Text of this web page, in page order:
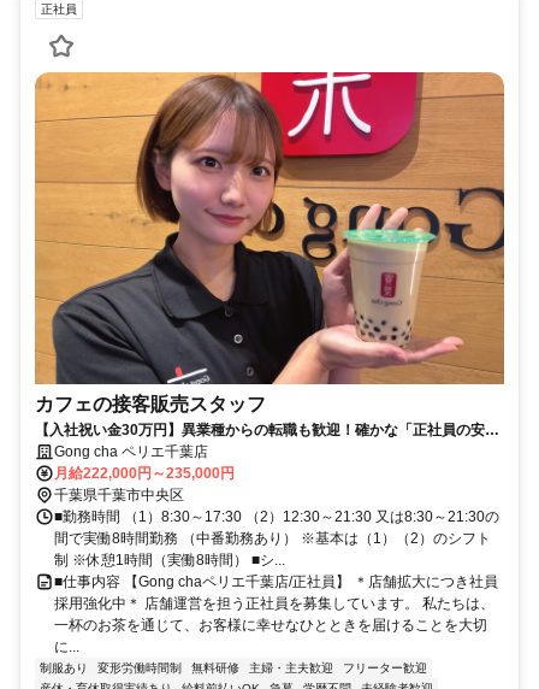
正社員
カフェの接客販売スタッフ
【入社祝い金30万円】異業種からの転職も歓迎！確かな「正社員の安
定」を手に入れませんか？ 充実の手当＆年休107日で、プライベートの
時間もガッチリ守れます！
Gong cha ペリエ千葉店
月給222,000円～235,000円
千葉県千葉市中央区
■勤務時間 （1）8:30～17:30 （2）12:30～21:30 又は8:30～21:30の
間で実働8時間勤務 （中番勤務あり） ※基本は（1）（2）のシフト
制 ※休憩1時間（実働8時間） ■シ...
■仕事内容 【Gong chaペリエ千葉店/正社員】 ＊店舗拡大につき社員
採用強化中＊ 店舗運営を担う正社員を募集しています。 私たちは、
一杯のお茶を通じて、お客様に幸せなひとときを届けることを大切
に...
制服あり 変形労働時間制 無料研修 主婦・主夫歓迎
フリーター歓迎